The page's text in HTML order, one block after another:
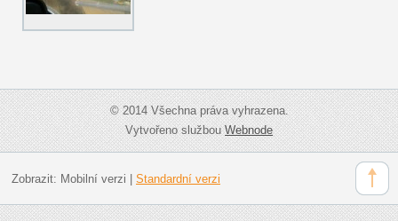
© 2014 Všechna práva vyhrazena.
Vytvořeno službouWebnode
Zobrazit: Mobilní verzi Standardní verzi